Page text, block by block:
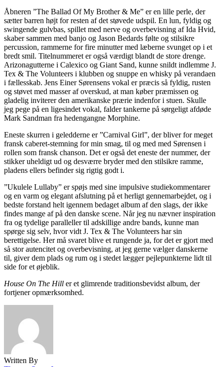
Åbneren ”The Ballad Of My Brother & Me” er en lille perle, der
sætter barren højt for resten af det støvede udspil. En lun, fyldig og
swingende gulvbas, spillet med nerve og overbevisning af Ida Hvid,
skaber sammen med banjo og Jason Bedards følte og stilsikre
percussion, rammerne for fire minutter med læberne svunget op i et
bredt smil. Titelnummeret er også værdigt blandt de store drenge.
Arizonagutterne i Calexico og Giant Sand, kunne snildt indlemme J.
Tex & The Volunteers i klubben og snuppe en whisky på verandaen
i fællesskab. Jens Einer Sørensens vokal er præcis så fyldig, rusten
og støvet med masser af overskud, at man køber præmissen og
gladelig inviterer den amerikanske prærie indenfor i stuen. Skulle
jeg pege på en ligesindet vokal, falder tankerne på sørgeligt afdøde
Mark Sandman fra hedengangne Morphine.
Eneste skurren i geledderne er ”Carnival Girl”, der bliver for meget
fransk caberet-stemning for min smag, til og med med Sørensen i
rollen som fransk chanson. Det er også det eneste der nummer, der
stikker uheldigt ud og desværre bryder med den stilsikre ramme,
pladens ellers befinder sig rigtig godt i.
”Ukulele Lullaby” er spøjs med sine impulsive studiekommentarer
og en varm og elegant afslutning på et herligt gennemarbejdet, og i
bedste forstand helt igennem bedaget album af den slags, der ikke
findes mange af på den danske scene. Når jeg nu nævner inspiration
fra og tydelige paralleller til adskillige andre bands, kunne man
spørge sig selv, hvor vidt J. Tex & The Volunteers har sin
berettigelse. Her må svaret blive et rungende ja, for det er gjort med
så stor autencitet og overbevisning, at jeg gerne vælger danskerne
til, giver dem plads og rum og i stedet lægger pejlepunkterne lidt til
side for et øjeblik.
House On The Hill er et glimrende traditionsbevidst album, der
fortjener opmærksomhed.
Written By